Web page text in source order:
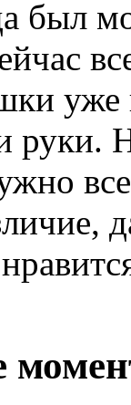
был
уже
руки.